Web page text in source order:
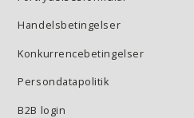
Handelsbetingelser
Konkurrencebetingelser
Persondatapolitik
B2B login